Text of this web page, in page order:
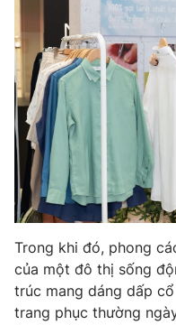
Giải sao mai
Chất lượng cuộc sống
Tuyển sinh
Học trực tuyến
Công nghệ
Hitech Công nghệ
Sản phẩm
Thị trường
Tư vấn
Giao lưu trực tuyến
Lịch phát sóng
Chuyên mục khác
Emagazine
Photo
Trong khi đó, phong
của một đô thị sống
trúc mang dáng dấp
trang phục thường